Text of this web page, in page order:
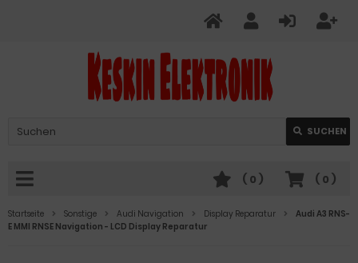
Verwende
die
nach
oben
und
SUCHEN
( 0 )
( 0 )
Startseite Sonstige Audi Navigation Display Reparatur
Audi A3 RNS-
E MMI RNSE Navigation - LCD Display Reparatur